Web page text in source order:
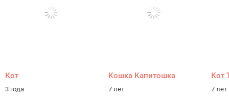
Кот
3 года
Кошка Капитошка
7 лет
Кот
7 лет